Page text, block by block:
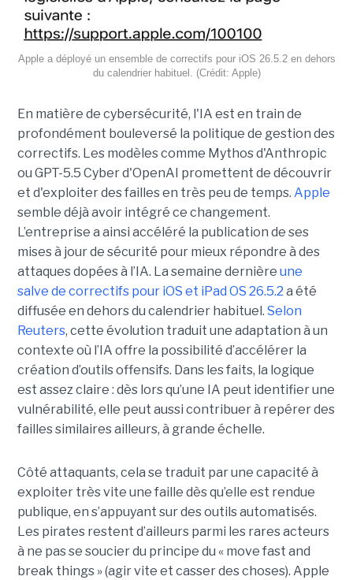
Apple a déployé un ensemble de correctifs pour iOS 26.5.2 en dehors
du calendrier habituel. (Crédit: Apple)
En matière de cybersécurité, l'IA est en train de
profondément bouleversé la politique de gestion des
correctifs. Les modèles comme Mythos d'Anthropic
ou GPT-5.5 Cyber d'OpenAI promettent de découvrir
et d'exploiter des failles en très peu de temps. Apple
semble déjà avoir intégré ce changement.
L’entreprise a ainsi accéléré la publication de ses
mises à jour de sécurité pour mieux répondre à des
attaques dopées à l’IA. La semaine dernière une
salve de correctifs pour iOS et iPad OS 26.5.2 a été
diffusée en dehors du calendrier habituel. Selon
Reuters, cette évolution traduit une adaptation à un
contexte où l’IA offre la possibilité d’accélérer la
création d’outils offensifs. Dans les faits, la logique
est assez claire : dès lors qu’une IA peut identifier une
vulnérabilité, elle peut aussi contribuer à repérer des
failles similaires ailleurs, à grande échelle.
Côté attaquants, cela se traduit par une capacité à
exploiter très vite une faille dès qu’elle est rendue
publique, en s’appuyant sur des outils automatisés.
Les pirates restent d’ailleurs parmi les rares acteurs
à ne pas se soucier du principe du « move fast and
break things » (agir vite et casser des choses). Apple